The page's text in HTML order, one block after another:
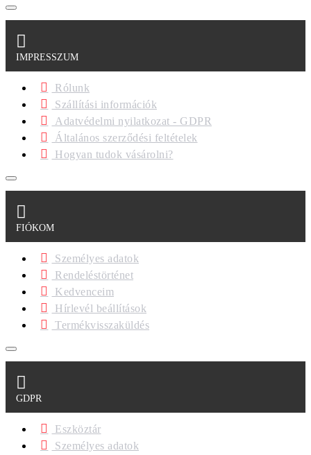
IMPRESSZUM
Rólunk
Szállítási információk
Adatvédelmi nyilatkozat - GDPR
Általános szerződési feltételek
Hogyan tudok vásárolni?
FIÓKOM
Személyes adatok
Rendeléstörténet
Kedvenceim
Hírlevél beállítások
Termékvisszaküldés
GDPR
Eszköztár
Személyes adatok